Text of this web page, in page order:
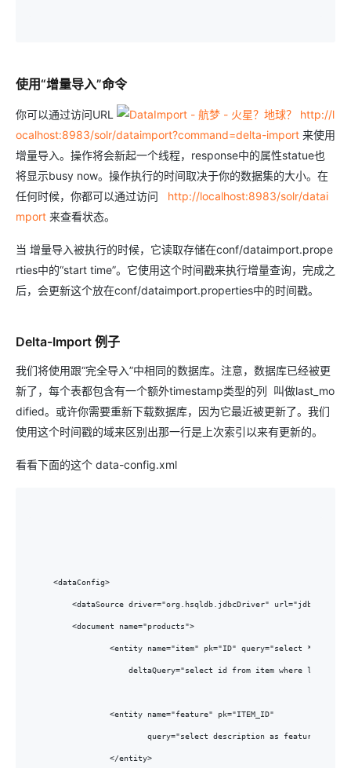
使用“增量导入”命令
你可以通过访问URL
http://l
ocalhost:8983/solr/dataimport?command=delta-import 来使用
增量导入。操作将会新起一个线程，response中的属性statue也
将显示busy now。操作执行的时间取决于你的数据集的大小。在
任何时候，你都可以通过访问 http://localhost:8983/solr/datai
mport 来查看状态。
当 增量导入被执行的时候，它读取存储在conf/dataimport.prope
rties中的“start time”。它使用这个时间戳来执行增量查询，完成之
后，会更新这个放在conf/dataimport.properties中的时间戳。
Delta-Import 例子
我们将使用跟“完全导入”中相同的数据库。注意，数据库已经被更
新了，每个表都包含有一个额外timestamp类型的列 叫做last_mo
dified。或许你需要重新下载数据库，因为它最近被更新了。我们
使用这个时间戳的域来区别出那一行是上次索引以来有更新的。
看看下面的这个 data-config.xml
<dataConfig>
<dataSource driver="org.hsqldb.jdbcDriver"
    <document name="products">
<entity name="item" pk="ID" query="select * from
deltaQuery="select id from item where
            <entity name="feature" pk="ITEM_ID"
query="select description as
            </entity>